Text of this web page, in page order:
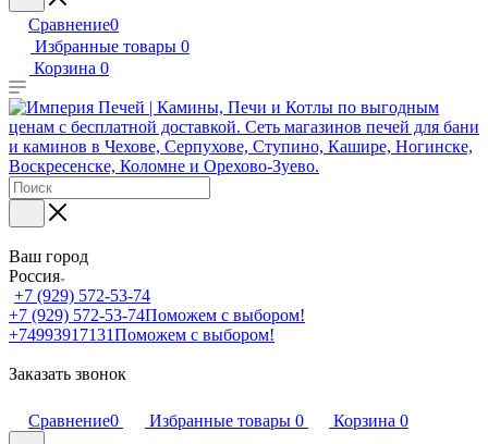
Сравнение0
Избранные товары 0
Корзина 0
Ваш город
Россия
+7 (929) 572-53-74
+7 (929) 572-53-74Поможем с выбором!
+74993917131Поможем с выбором!
Заказать звонок
Сравнение0 Избранные товары 0 Корзина 0